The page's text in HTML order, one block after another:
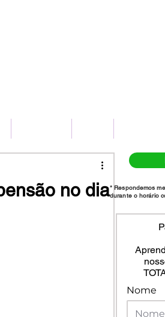
no dia
Nome
* Respondemos
durante o horário